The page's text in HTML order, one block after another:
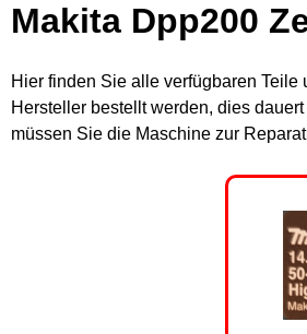
Makita Dpp200
Hier finden Sie alle verfügbaren
Hersteller bestellt werden, dies
müssen Sie die Maschine zur